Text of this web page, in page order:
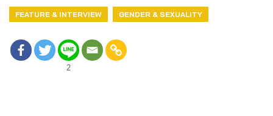
FEATURE & INTERVIEW GENDER & SEXUALITY
2